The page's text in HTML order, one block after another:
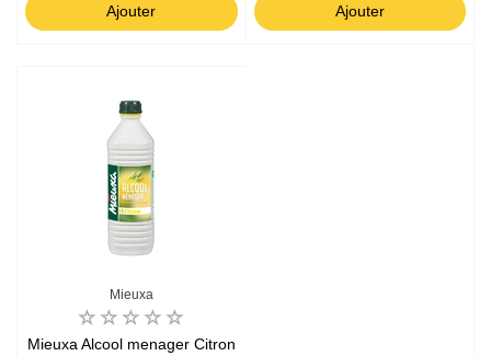
Ajouter Ajouter
Mieuxa
Mieuxa Alcool menager Citron